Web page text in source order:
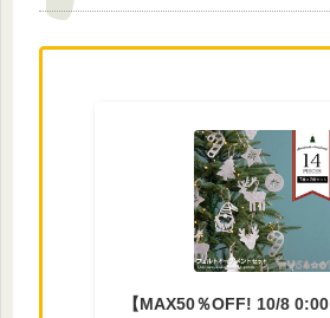
【MAX50％OFF! 10/8